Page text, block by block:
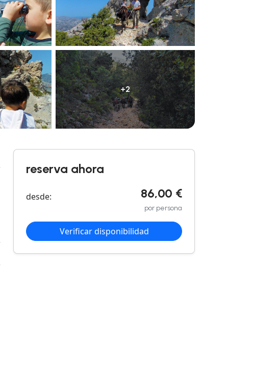
+2
reserva ahora
desde: 86,00 €
por persona
Verificar disponibilidad